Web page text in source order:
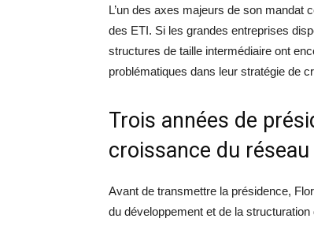
L’un des axes majeurs de son mandat
des ETI. Si les grandes entreprises
structures de taille intermédiaire ont
problématiques dans leur stratégie de
Trois années de
croissance du réseau
Avant de transmettre la présidence,
du développement et de la structuration